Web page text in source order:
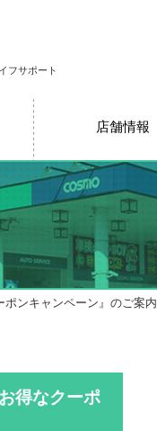
フサポート
店舗情報
ンキャンペーン』のご案内
得なクーポ